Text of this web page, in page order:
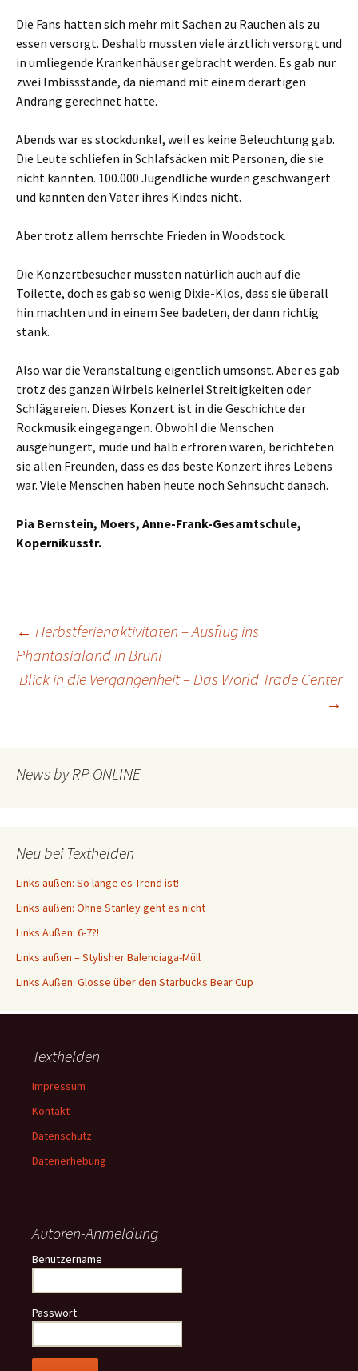
Die Fans hatten sich mehr mit Sachen zu Rauchen als zu
essen versorgt. Deshalb mussten viele ärztlich versorgt und
in umliegende Krankenhäuser gebracht werden. Es gab nur
zwei Imbissstände, da niemand mit einem derartigen
Andrang gerechnet hatte.
Abends war es stockdunkel, weil es keine Beleuchtung gab.
Die Leute schliefen in Schlafsäcken mit Personen, die sie
nicht kannten. 100.000 Jugendliche wurden geschwängert
und kannten den Vater ihres Kindes nicht.
Aber trotz allem herrschte Frieden in Woodstock.
Die Konzertbesucher mussten natürlich auch auf die
Toilette, doch es gab so wenig Dixie-Klos, dass sie überall
hin machten und in einem See badeten, der dann richtig
stank.
Also war die Veranstaltung eigentlich umsonst. Aber es gab
trotz des ganzen Wirbels keinerlei Streitigkeiten oder
Schlägereien. Dieses Konzert ist in die Geschichte der
Rockmusik eingegangen. Obwohl die Menschen
ausgehungert, müde und halb erfroren waren, berichteten
sie allen Freunden, dass es das beste Konzert ihres Lebens
war. Viele Menschen haben heute noch Sehnsucht danach.
Pia Bernstein, Moers, Anne-Frank-Gesamtschule,
Kopernikusstr.
Beitragsnavigation
← Herbstferienaktivitäten – Ausflug ins
Phantasialand in Brühl
Blick in die Vergangenheit – Das World Trade Center
→
News by RP ONLINE
Neu bei Texthelden
Links außen: So lange es Trend ist!
Links außen: Ohne Stanley geht es nicht
Links Außen: 6-7?!
Links außen – Stylisher Balenciaga-Müll
Links Außen: Glosse über den Starbucks Bear Cup
Texthelden
Impressum
Kontakt
Datenschutz
Datenerhebung
Autoren-Anmeldung
Benutzername
Passwort